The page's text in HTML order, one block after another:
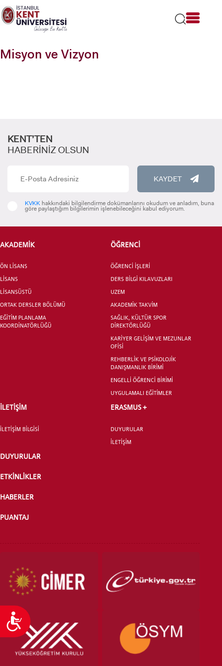
Lütfen
dikkat:
Bu
bir
Ulaşılabilirlik
ADAY ÖĞRENCİ
INTERNATIONAL
LİSANSÜSTÜ EĞİTİM ENSTİTÜSÜ
LİSANS ADAY ÖĞRENCİ
Misyon ve Vizyon
KENT’TEN
HABERİNİZ OLSUN
KAYDET
KVKK hakkındaki bilgilendirme dokümanlarını okudum ve anladım, buna
göre paylaştığım bilgilerimin işlenebileceğini kabul ediyorum.
AKADEMİK
ÖN LİSANS
LİSANS
LİSANSÜSTÜ
ORTAK DERSLER BÖLÜMÜ
EĞİTİM PLANLAMA
KOORDİNATÖRLÜĞÜ
ÖĞRENCİ
ÖĞRENCİ İŞLERİ
DERS BİLGİ KILAVUZLARI
UZEM
AKADEMİK TAKVİM
SAĞLIK, KÜLTÜR SPOR
DİREKTÖRLÜĞÜ
KARİYER GELİŞİM VE MEZUNLAR
OFİSİ
REHBERLİK VE PSİKOLOJİK
DANIŞMANLIK BİRİMİ
ENGELLİ ÖĞRENCİ BİRİMİ
UYGULAMALI EĞİTİMLER
İLETİŞİM
İLETİŞİM BİLGİSİ
ERASMUS +
DUYURULAR
İLETİŞİM
DUYURULAR
ETKİNLİKLER
HABERLER
PUANTAJ